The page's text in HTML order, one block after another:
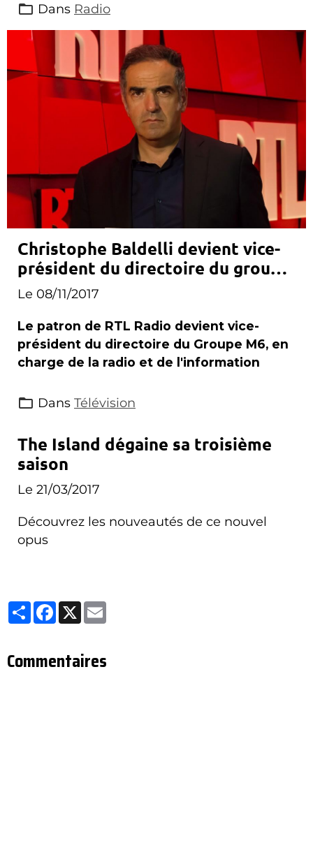
Dans Radio
Christophe Baldelli devient vice-
président du directoire du groupe
M6
Le 08/11/2017
Le patron de RTL Radio devient vice-
président du directoire du Groupe M6, en
charge de la radio et de l'information
Dans Télévision
The Island dégaine sa troisième
saison
Le 21/03/2017
Découvrez les nouveautés de ce nouvel
opus
Partager
Facebook
X
Commentaires